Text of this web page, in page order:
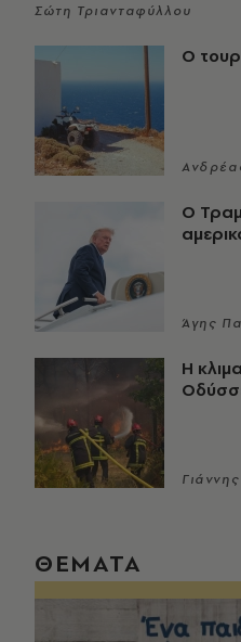
Σώτη Τριανταφύλλου
Ο
Ο
Άγης
Η
ΘΕΜΑΤΑ